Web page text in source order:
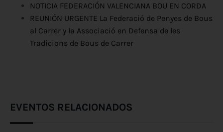
NOTICIA FEDERACIÓN VALENCIANA BOU EN CORDA
REUNIÓN URGENTE La Federació de Penyes de Bous
al Carrer y la Associació en Defensa de les
Tradicions de Bous de Carrer
EVENTOS RELACIONADOS